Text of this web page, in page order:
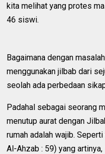
kita melihat yang protes
46 siswi.
Bagaimana dengan
menggunakan jilbab dari
seolah ada perbedaan
Padahal sebagai seorang
menutup aurat dengan
rumah adalah wajib.
Al-Ahzab : 59) yang artinya,